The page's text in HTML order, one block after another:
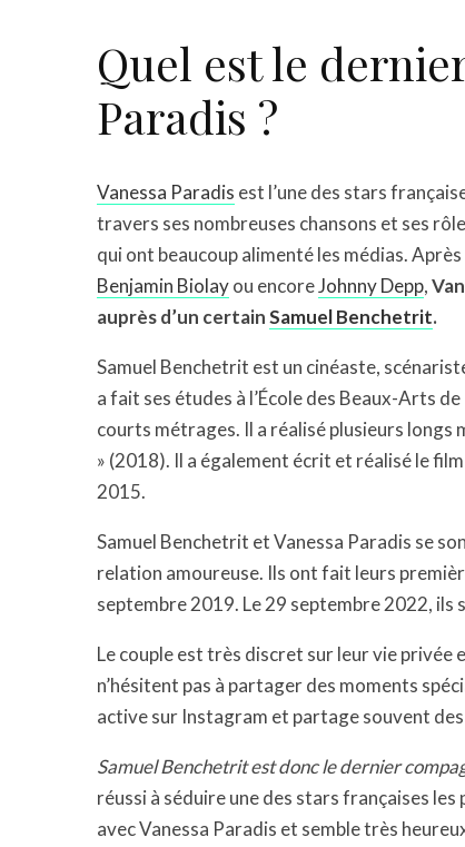
Quel est le
Paradis ?
Vanessa Paradis est l’une des stars
travers ses nombreuses chansons et ses
qui ont beaucoup alimenté les médias.
Benjamin Biolayou encoreJohnny Depp,
auprès d’un certainSamuel Benchetrit.
Samuel Benchetrit est un cinéaste,
a fait ses études à l’École des Beaux-Arts
courts métrages. Il a réalisé plusieurs longs
» (2018). Il a également écrit et réalisé le
2015.
Samuel Benchetrit et Vanessa Paradis se
relation amoureuse. Ils ont fait leurs
septembre 2019. Le 29 septembre 2022, ils
Le couple est très discret sur leur vie privée
n’hésitent pas à partager des moments
active sur Instagram et partage souvent
Samuel Benchetrit est donc le dernier
réussi à séduire une des stars françaises
avec Vanessa Paradis et semble très